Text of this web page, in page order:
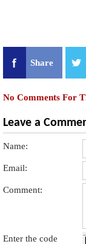
Share
No Comments For
Leave a
Name:
Email:
Comment:
Enter the code